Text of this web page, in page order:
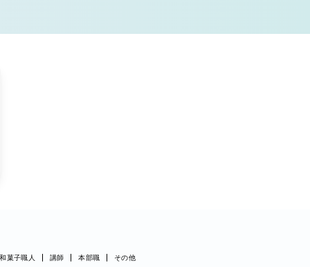
和菓子職人 講師 本部職 その他